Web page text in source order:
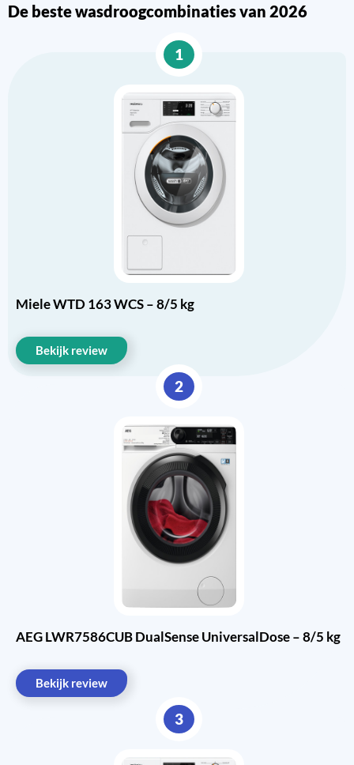
De beste wasdroogcombinaties van 2026
1
Miele WTD 163 WCS – 8/5 kg
Bekijk review
2
AEG LWR7586CUB DualSense UniversalDose – 8/5 kg
Bekijk review
3